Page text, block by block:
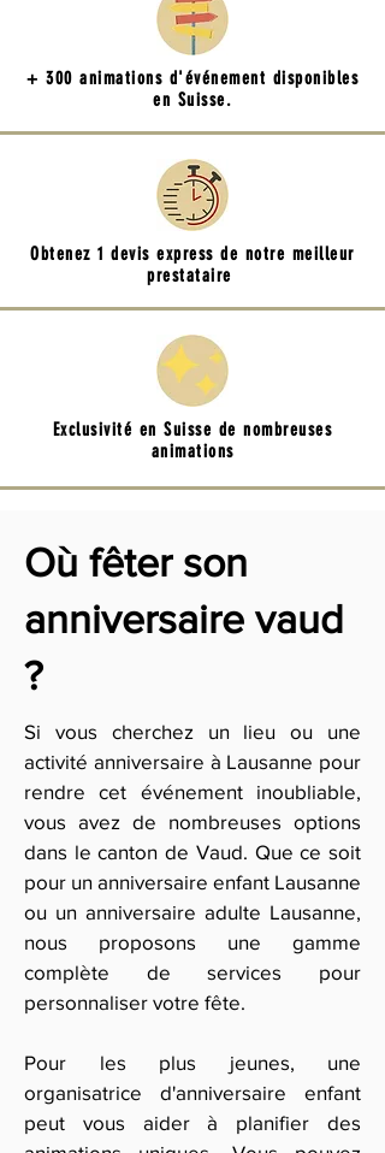
+ 300 animations d'événement disponibles
en Suisse.
Obtenez 1 devis express de notre meilleur
prestataire
Exclusivité en Suisse de nombreuses
animations
Où fêter son
anniversaire vaud
?
Si vous cherchez un lieu ou une
activité anniversaire à Lausanne pour
rendre cet événement inoubliable,
vous avez de nombreuses options
dans le canton de Vaud. Que ce soit
pour un anniversaire enfant Lausanne
ou un anniversaire adulte Lausanne,
nous proposons une gamme
complète de services pour
personnaliser votre fête.
Pour les plus jeunes, une
organisatrice d'anniversaire enfant
peut vous aider à planifier des